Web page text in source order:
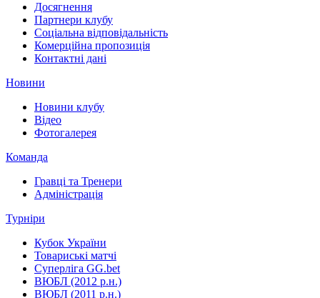
Досягнення
Партнери клубу
Соціальна відповідальність
Комерційна пропозиція
Контактні дані
Новини
Новини клубу
Відео
Фотогалерея
Команда
Гравці та Тренери
Адміністрація
Турніри
Кубок України
Товариські матчі
Суперліга GG.bet
ВЮБЛ (2012 р.н.)
ВЮБЛ (2011 р.н.)